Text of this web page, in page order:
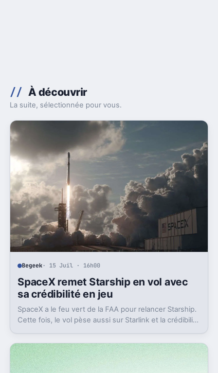
À découvrir
La suite, sélectionnée pour vous.
Begeek· 15 Juil · 16h00
SpaceX remet Starship en vol avec
sa crédibilité en jeu
SpaceX a le feu vert de la FAA pour relancer Starship.
Cette fois, le vol pèse aussi sur Starlink et la crédibilité